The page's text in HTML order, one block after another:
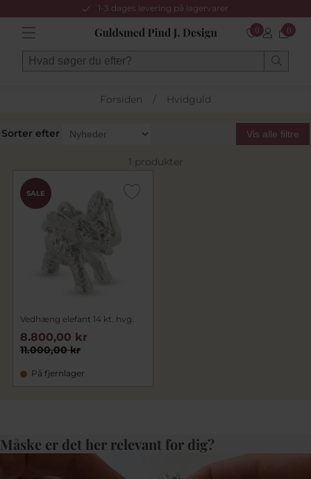
1-3 dages levering på lagervarer
0 0
Forsiden / Hvidguld
Sorter efter Vis alle filtre
1 produkter
SALE
Vedhæng elefant 14 kt. hvg.
11.000,00 kr
8.800,00 kr
På fjernlager
Måske er det her relevant for dig?